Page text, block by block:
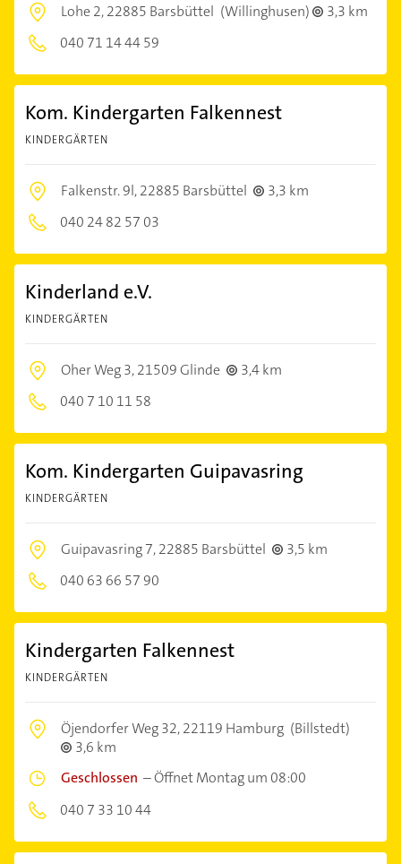
Lohe 2,22885 Barsbüttel (Willinghusen)
3,3 km
040 71 14 44 59
Kom. Kindergarten Falkennest
KINDERGÄRTEN
Falkenstr. 9l,22885 Barsbüttel
3,3 km
040 24 82 57 03
Kinderland e.V.
KINDERGÄRTEN
Oher Weg 3,21509 Glinde
3,4 km
040 7 10 11 58
Kom. Kindergarten Guipavasring
KINDERGÄRTEN
Guipavasring 7,22885 Barsbüttel
3,5 km
040 63 66 57 90
Kindergarten Falkennest
KINDERGÄRTEN
Öjendorfer Weg 32,22119 Hamburg (Billstedt)
3,6 km
Geschlossen –Öffnet Montag um 08:00
040 7 33 10 44